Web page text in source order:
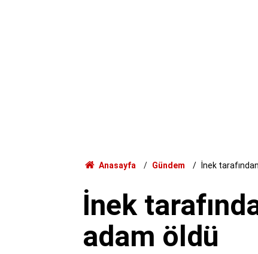
Anasayfa Gündem İnek
İnek
adam öldü